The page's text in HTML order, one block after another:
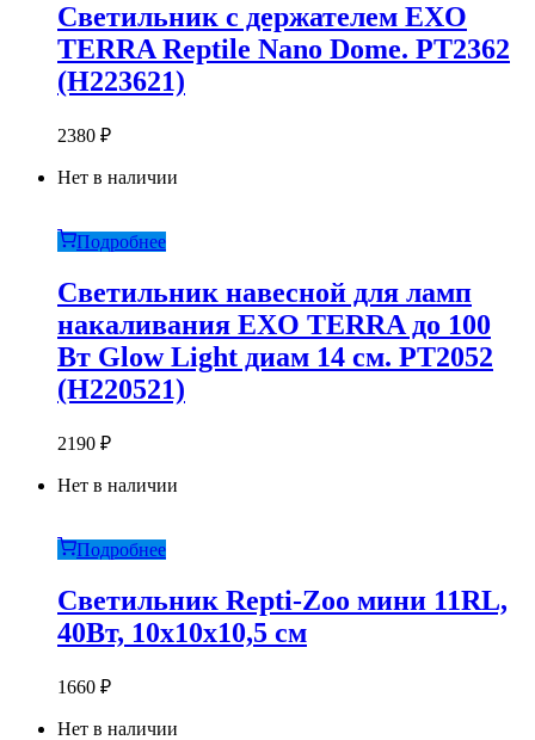
Светильник с держателем EXO
TERRA Reptile Nano Dome. PT2362
(H223621)
2380 ₽
Нет в наличии
Подробнее
Светильник навесной для ламп
накаливания EXO TERRA до 100
Вт Glow Light диам 14 см. PT2052
(H220521)
2190 ₽
Нет в наличии
Подробнее
Светильник Repti-Zoo мини 11RL,
40Вт, 10х10х10,5 см
1660 ₽
Нет в наличии